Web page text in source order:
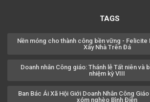
TAGS
Nền móng cho thành công bền vững - Felicite
Xây Nhà Trên Đá
Doanh nhân Công giáo: Thánh lễ Tất niên và
nhiệm kỳ VIII
Ban Bác Ái Xã Hội Giới Doanh Nhân Công
xóm nghèo Bình Điền